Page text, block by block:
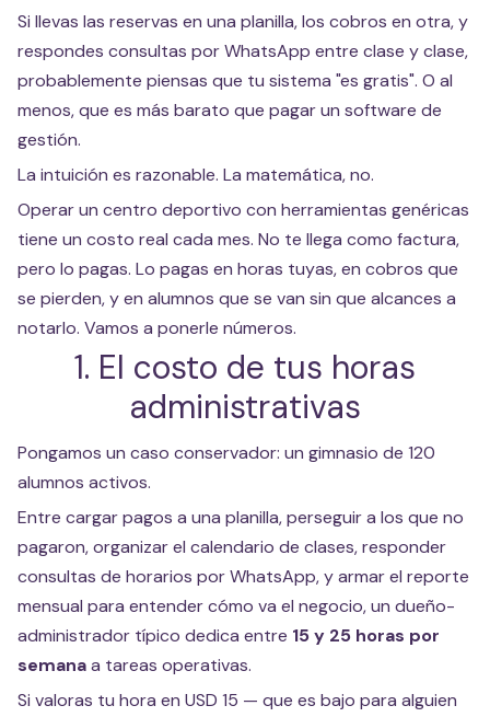
Si llevas las reservas en una planilla, los cobros en otra, y
respondes consultas por WhatsApp entre clase y clase,
probablemente piensas que tu sistema "es gratis". O al
menos, que es más barato que pagar un software de
gestión.
La intuición es razonable. La matemática, no.
Operar un centro deportivo con herramientas genéricas
tiene un costo real cada mes. No te llega como factura,
pero lo pagas. Lo pagas en horas tuyas, en cobros que
se pierden, y en alumnos que se van sin que alcances a
notarlo. Vamos a ponerle números.
1. El costo de tus horas
administrativas
Pongamos un caso conservador: un gimnasio de 120
alumnos activos.
Entre cargar pagos a una planilla, perseguir a los que no
pagaron, organizar el calendario de clases, responder
consultas de horarios por WhatsApp, y armar el reporte
mensual para entender cómo va el negocio, un dueño-
administrador típico dedica entre 15 y 25 horas por
semanaa tareas operativas.
Si valoras tu hora en USD 15 — que es bajo para alguien